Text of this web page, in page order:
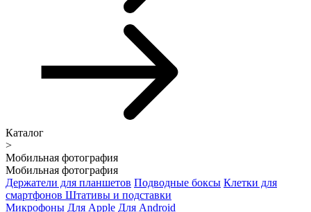
Каталог
>
Мобильная фотография
Мобильная фотография
Держатели для планшетов Подводные боксы Клетки для
смартфонов Штативы и подставки
Микрофоны Для Apple Для Android